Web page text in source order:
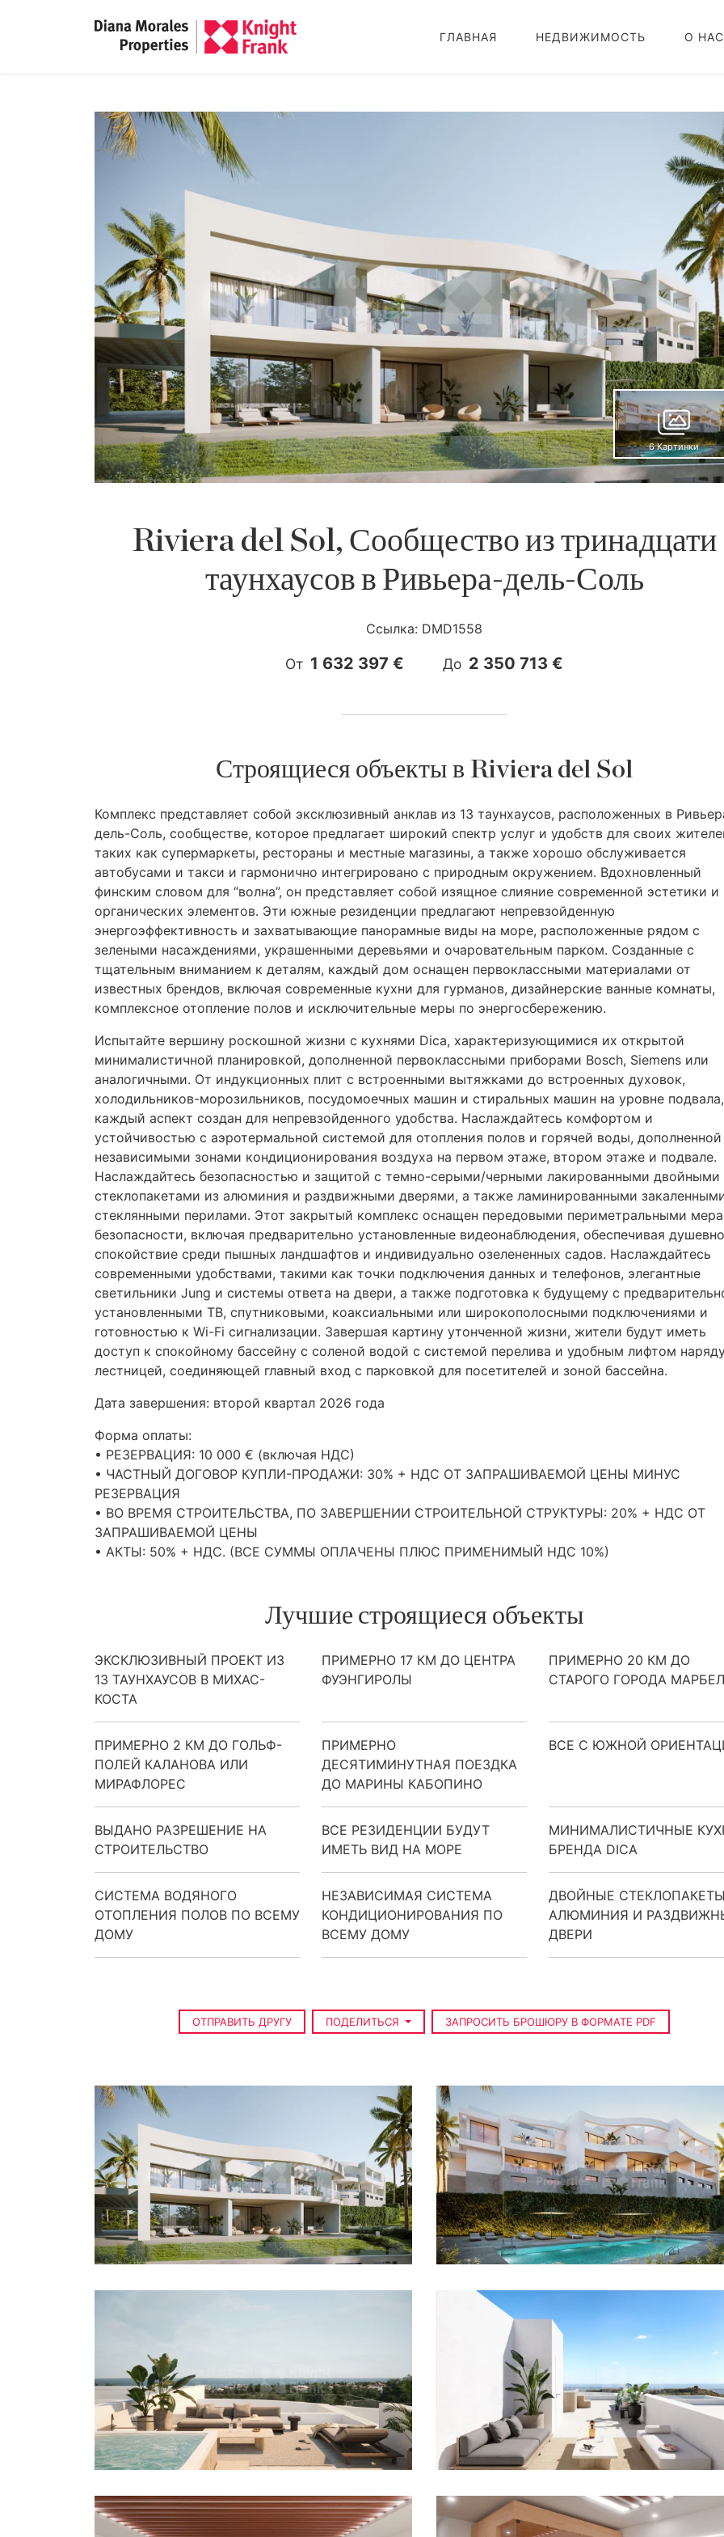
ГЛАВНАЯ НЕДВИЖИМОСТЬ О НАС
6 Картинки
Riviera del Sol, Сообщество из тринадцати
таунхаусов в Ривьера-дель-Соль
Ссылка: DMD1558
От 1 632 397 € До 2 350 713 €
Строящиеся объекты в Riviera del Sol
Комплекс представляет собой эксклюзивный анклав из 13 таунхаусов, расположенных в
дель-Соль, сообществе, которое предлагает широкий спектр услуг и удобств для своих
таких как супермаркеты, рестораны и местные магазины, а также хорошо обслуживается
автобусами и такси и гармонично интегрировано с природным окружением. Вдохновленный
финским словом для “волна”, он представляет собой изящное слияние современной эстетики и
органических элементов. Эти южные резиденции предлагают непревзойденную
энергоэффективность и захватывающие панорамные виды на море, расположенные рядом с
зелеными насаждениями, украшенными деревьями и очаровательным парком. Созданные с
тщательным вниманием к деталям, каждый дом оснащен первоклассными материалами от
известных брендов, включая современные кухни для гурманов, дизайнерские ванные комнаты,
комплексное отопление полов и исключительные меры по энергосбережению.
Испытайте вершину роскошной жизни с кухнями Dica, характеризующимися их открытой
минималистичной планировкой, дополненной первоклассными приборами Bosch, Siemens или
аналогичными. От индукционных плит с встроенными вытяжками до встроенных духовок,
холодильников-морозильников, посудомоечных машин и стиральных машин на уровне подвала,
каждый аспект создан для непревзойденного удобства. Наслаждайтесь комфортом и
устойчивостью с аэротермальной системой для отопления полов и горячей воды, дополненной
независимыми зонами кондиционирования воздуха на первом этаже, втором этаже и подвале.
Наслаждайтесь безопасностью и защитой с темно-серыми/черными лакированными двойными
стеклопакетами из алюминия и раздвижными дверями, а также ламинированными
стеклянными перилами. Этот закрытый комплекс оснащен передовыми периметральными
безопасности, включая предварительно установленные видеонаблюдения, обеспечивая
спокойствие среди пышных ландшафтов и индивидуально озелененных садов. Наслаждайтесь
современными удобствами, такими как точки подключения данных и телефонов, элегантные
светильники Jung и системы ответа на двери, а также подготовка к будущему с
установленными ТВ, спутниковыми, коаксиальными или широкополосными подключениями и
готовностью к Wi-Fi сигнализации. Завершая картину утонченной жизни, жители будут иметь
доступ к спокойному бассейну с соленой водой с системой перелива и удобным лифтом
лестницей, соединяющей главный вход с парковкой для посетителей и зоной бассейна.
Дата завершения: второй квартал 2026 года
Форма оплаты:
• РЕЗЕРВАЦИЯ: 10 000 € (включая НДС)
• ЧАСТНЫЙ ДОГОВОР КУПЛИ-ПРОДАЖИ: 30% + НДС ОТ ЗАПРАШИВАЕМОЙ ЦЕНЫ МИНУС
РЕЗЕРВАЦИЯ
• ВО ВРЕМЯ СТРОИТЕЛЬСТВА, ПО ЗАВЕРШЕНИИ СТРОИТЕЛЬНОЙ СТРУКТУРЫ: 20% + НДС ОТ
ЗАПРАШИВАЕМОЙ ЦЕНЫ
• АКТЫ: 50% + НДС. (ВСЕ СУММЫ ОПЛАЧЕНЫ ПЛЮС ПРИМЕНИМЫЙ НДС 10%)
Лучшие строящиеся объекты
ЭКСКЛЮЗИВНЫЙ ПРОЕКТ ИЗ
13 ТАУНХАУСОВ В МИХАС-
КОСТА
ПРИМЕРНО 17 КМ ДО ЦЕНТРА
ФУЭНГИРОЛЫ
ПРИМЕРНО 20 КМ ДО
СТАРОГО ГОРОДА
ПРИМЕРНО 2 КМ ДО ГОЛЬФ-
ПОЛЕЙ КАЛАНОВА ИЛИ
МИРАФЛОРЕС
ПРИМЕРНО
ДЕСЯТИМИНУТНАЯ ПОЕЗДКА
ДО МАРИНЫ КАБОПИНО
ВСЕ С ЮЖНОЙ
ВЫДАНО РАЗРЕШЕНИЕ НА
СТРОИТЕЛЬСТВО
ВСЕ РЕЗИДЕНЦИИ БУДУТ
ИМЕТЬ ВИД НА МОРЕ
МИНИМАЛИСТИЧНЫЕ
БРЕНДА DICA
СИСТЕМА ВОДЯНОГО
ОТОПЛЕНИЯ ПОЛОВ ПО ВСЕМУ
ДОМУ
НЕЗАВИСИМАЯ СИСТЕМА
КОНДИЦИОНИРОВАНИЯ ПО
ВСЕМУ ДОМУ
ДВОЙНЫЕ
АЛЮМИНИЯ И
ДВЕРИ
ОТПРАВИТЬ ДРУГУ ПОДЕЛИТЬСЯ ЗАПРОСИТЬ БРОШЮРУ В ФОРМАТЕ PDF